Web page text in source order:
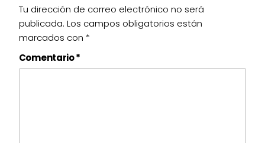
Tu dirección de correo electrónico no será
publicada. Los campos obligatorios están
marcados con *
Comentario*